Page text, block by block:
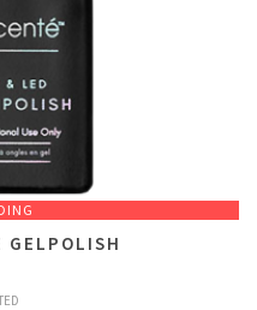
GELPOLISH